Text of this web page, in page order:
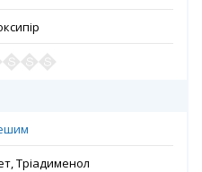
Тріадименол